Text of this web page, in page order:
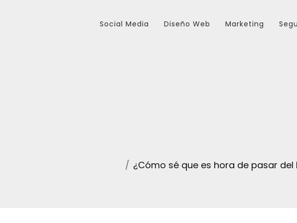
Social Media Diseño Web Marketing
¿Cómo sé que es hora de pasar